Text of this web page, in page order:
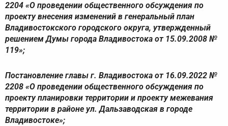
2204 «О проведении общественного обсуждения по
проекту внесения изменений в генеральный план
Владивостокского городского округа, утвержденный
решением Думы города Владивостока от 15.09.2008 №
119»;
Постановление главы г. Владивостока от 16.09.2022 №
2208 «О проведении общественного обсуждения по
проекту планировки территории и проекту межевания
территории в районе ул. Дальзаводская в городе
Владивостоке»;